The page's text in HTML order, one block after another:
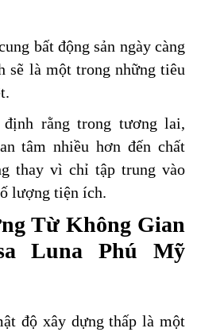
bất động sản ngày càng
sẽ là một trong những tiêu
định rằng trong tương lai,
tâm nhiều hơn đến chất
thay vì chỉ tập trung vào
lượng tiện ích.
Từ Không Gian
Luna Phú Mỹ
độ xây dựng thấp là một